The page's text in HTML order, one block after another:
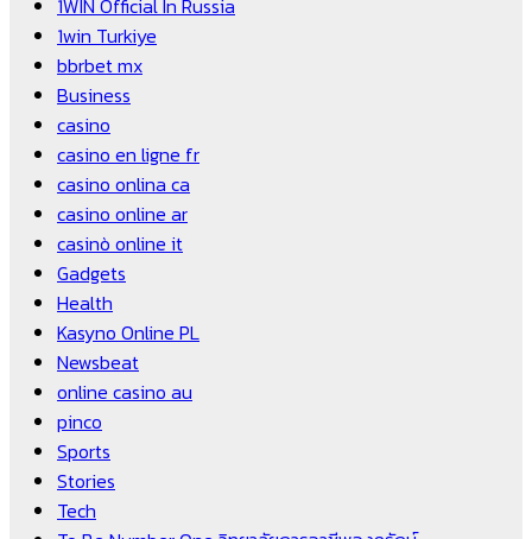
1WIN Official In Russia
1win Turkiye
bbrbet mx
Business
casino
casino en ligne fr
casino onlina ca
casino online ar
casinò online it
Gadgets
Health
Kasyno Online PL
Newsbeat
online casino au
pinco
Sports
Stories
Tech